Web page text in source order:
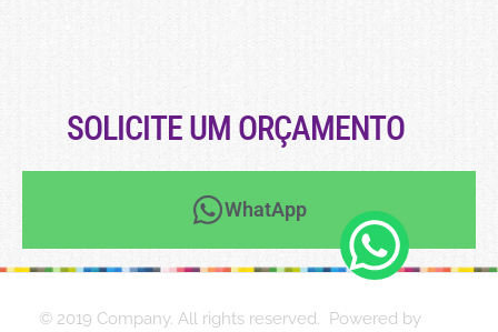
SOLICITE UM ORÇAMENTO
WhatApp
© 2019 Company. All rights reserved. Powered by